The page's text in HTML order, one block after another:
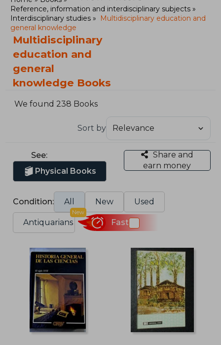
Reference, information and interdisciplinary subjects
Interdisciplinary studies
Multidisciplinary education and
general knowledge
Multidisciplinary
education and
general
knowledge Books
We found 238 Books
Sort by
See:
Physical Books
Share and
earn money
Condition: All New Used
Antiquarians
New
Fast